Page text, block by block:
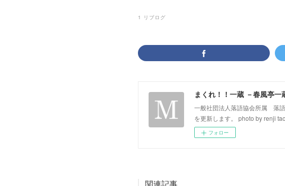
1 リブログ
まくれ！！一蔵 －春風亭一
一般社団法人落語協会所属 落
を更新します。 photo by renji
フォロー